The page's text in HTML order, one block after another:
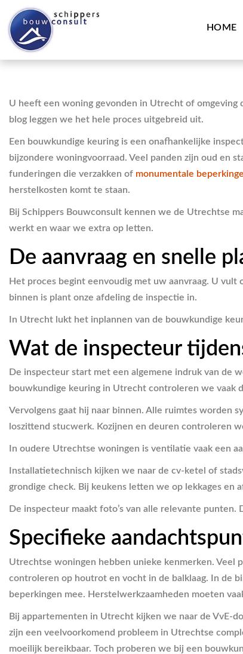
HOME
U heeft een woning gevonden in Utrecht of omgeving
blog leggen we het hele proces uitgebreid uit.
Een bouwkundige keuring is een onafhankelijke
bijzondere woningvoorraad. Veel panden zijn oud en
funderingen die verzakken of monumentale
herstelkosten komt te staan.
Bij Schippers Bouwconsult kennen we de Utrechtse
werkt en waar we extra op letten.
De aanvraag en snelle
Het proces begint eenvoudig met uw aanvraag. U vult
binnen is plant onze afdeling de inspectie in.
In Utrecht lukt het inplannen van de bouwkundige
Wat de inspecteur
De inspecteur start met een algemene indruk van de
bouwkundige keuring in Utrecht controleren we vaak
Vervolgens gaat hij naar binnen. Alle ruimtes worden
loszittend stucwerk. Kozijnen en deuren controleren
In oudere Utrechtse woningen is ventilatie vaak een
Installatietechnisch kijken we naar de cv-ketel of
grondige check. Bij keukens letten we op lekkages en
De inspecteur maakt foto’s van alle relevante
Specifieke
Utrechtse woningen hebben unieke kenmerken. Veel
controleren op houtrot en vocht in de balklaag. In de
beperkingen mee. Herstelwerkzaamheden moeten
Bij appartementen in Utrecht kijken we naar de VvE-
zijn een veelvoorkomend probleem in Utrechtse
moeilijk bereikbaar. Toch proberen we bij een